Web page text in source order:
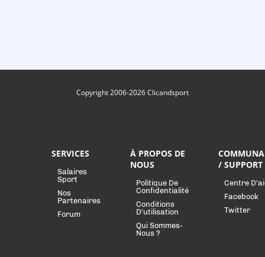
Copyright 2006-2026 Clicandsport
SERVICES
Salaires
Sport
Nos
Partenaires
Forum
À PROPOS DE
NOUS
Politique De
Confidentialité
Conditions
D'utilisation
Qui Sommes-
Nous ?
/ SUPPORT
Centre
Facebook
Twitter